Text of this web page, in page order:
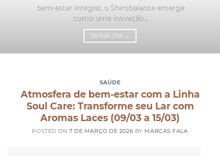
bem-estar integral, o Shirobalance emerge
como uma inovação...
CONTINUAR LENDO →
SAÚDE
Atmosfera de bem-estar com a Linha
Soul Care: Transforme seu Lar com
Aromas Laces (09/03 a 15/03)
POSTED ON7 DE MARÇO DE 2026 BY MARCAS FALA